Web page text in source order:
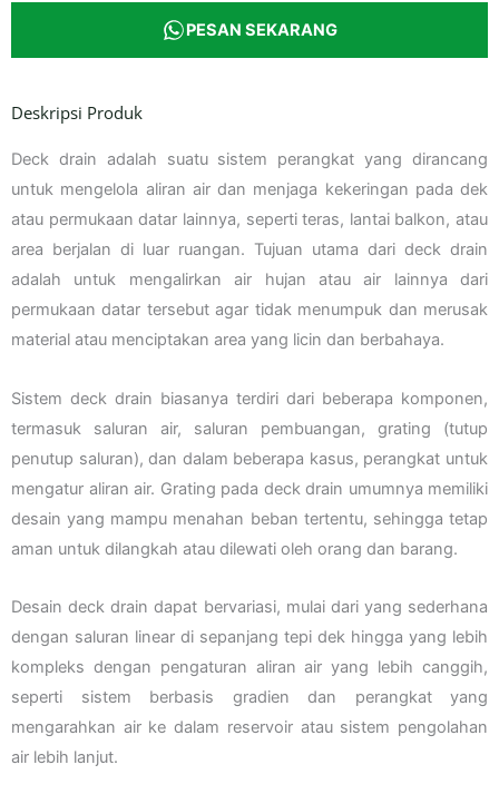
PESAN SEKARANG
Deskripsi Produk
Deck drain adalah suatu sistem perangkat yang dirancang
untuk mengelola aliran air dan menjaga kekeringan pada dek
atau permukaan datar lainnya, seperti teras, lantai balkon, atau
area berjalan di luar ruangan. Tujuan utama dari deck drain
adalah untuk mengalirkan air hujan atau air lainnya dari
permukaan datar tersebut agar tidak menumpuk dan merusak
material atau menciptakan area yang licin dan berbahaya.
Sistem deck drain biasanya terdiri dari beberapa komponen,
termasuk saluran air, saluran pembuangan, grating (tutup
penutup saluran), dan dalam beberapa kasus, perangkat untuk
mengatur aliran air. Grating pada deck drain umumnya memiliki
desain yang mampu menahan beban tertentu, sehingga tetap
aman untuk dilangkah atau dilewati oleh orang dan barang.
Desain deck drain dapat bervariasi, mulai dari yang sederhana
dengan saluran linear di sepanjang tepi dek hingga yang lebih
kompleks dengan pengaturan aliran air yang lebih canggih,
seperti sistem berbasis gradien dan perangkat yang
mengarahkan air ke dalam reservoir atau sistem pengolahan
air lebih lanjut.